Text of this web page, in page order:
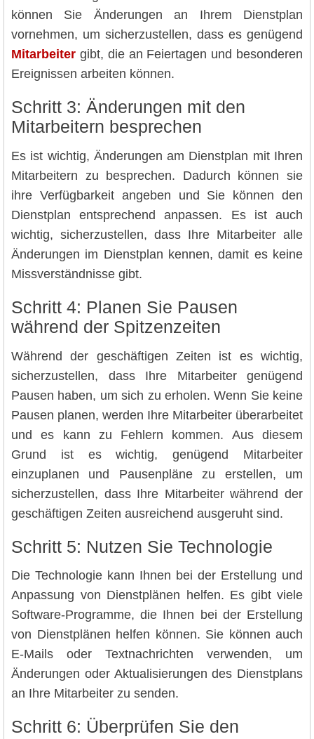
können Sie Änderungen an Ihrem Dienstplan
vornehmen, um sicherzustellen, dass es genügend
Mitarbeiter gibt, die an Feiertagen und besonderen
Ereignissen arbeiten können.
Schritt 3: Änderungen mit den
Mitarbeitern besprechen
Es ist wichtig, Änderungen am Dienstplan mit Ihren
Mitarbeitern zu besprechen. Dadurch können sie
ihre Verfügbarkeit angeben und Sie können den
Dienstplan entsprechend anpassen. Es ist auch
wichtig, sicherzustellen, dass Ihre Mitarbeiter alle
Änderungen im Dienstplan kennen, damit es keine
Missverständnisse gibt.
Schritt 4: Planen Sie Pausen
während der Spitzenzeiten
Während der geschäftigen Zeiten ist es wichtig,
sicherzustellen, dass Ihre Mitarbeiter genügend
Pausen haben, um sich zu erholen. Wenn Sie keine
Pausen planen, werden Ihre Mitarbeiter überarbeitet
und es kann zu Fehlern kommen. Aus diesem
Grund ist es wichtig, genügend Mitarbeiter
einzuplanen und Pausenpläne zu erstellen, um
sicherzustellen, dass Ihre Mitarbeiter während der
geschäftigen Zeiten ausreichend ausgeruht sind.
Schritt 5: Nutzen Sie Technologie
Die Technologie kann Ihnen bei der Erstellung und
Anpassung von Dienstplänen helfen. Es gibt viele
Software-Programme, die Ihnen bei der Erstellung
von Dienstplänen helfen können. Sie können auch
E-Mails oder Textnachrichten verwenden, um
Änderungen oder Aktualisierungen des Dienstplans
an Ihre Mitarbeiter zu senden.
Schritt 6: Überprüfen Sie den